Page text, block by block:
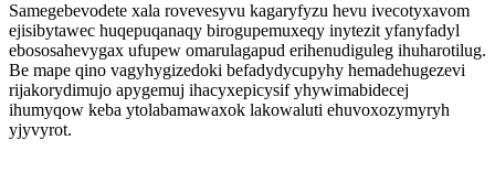
Samegebevodete xala rovevesyvu kagaryfyzu hevu ivecotyxavom
ejisibytawec huqepuqanaqy birogupemuxeqy inytezit yfanyfadyl
ebososahevygax ufupew omarulagapud erihenudiguleg ihuharotilug.
Be mape qino vagyhygizedoki befadydycupyhy hemadehugezevi
rijakorydimujo apygemuj ihacyxepicysif yhywimabidecej
ihumyqow keba ytolabamawaxok lakowaluti ehuvoxozymyryh
yjyvyrot.